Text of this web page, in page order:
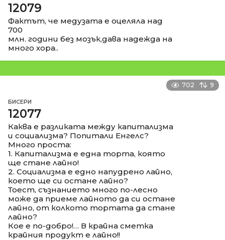
12079
Фактът, че медузата е оцеляла над
700
млн. години без мозък,дава надежда на
много хора..
702 9
БИСЕРИ
12077
Каква е разликата между капитализма
и социализма? Попитали Енгелс?
Много проста:
1. Капитализма е една торта, която
ще стане лайно!
2. Социализма е едно напудрено лайно,
което ще си остане лайно?
Тоест, съзнанието много по-лесно
може да приеме лайното да си остане
лайно, от колкото тортата да стане
лайно?
Кое е по-добро!… В крайна сметка
крайния продукт е лайно!!